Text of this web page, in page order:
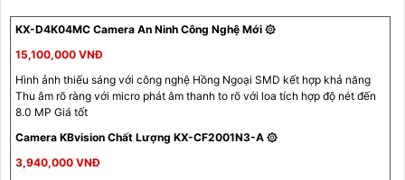
KX-D4K04MC Camera An Ninh Công Nghệ Mới ۞
15,100,000 VNĐ
Hình ảnh thiếu sáng với công nghệ Hồng Ngoại SMD kết hợp khả năng
Thu âm rõ ràng với micro phát âm thanh to rõ với loa tích hợp độ nét đến
8.0 MP Giá tốt
Camera KBvision Chất Lượng KX-CF2001N3-A ۞
3,940,000 VNĐ